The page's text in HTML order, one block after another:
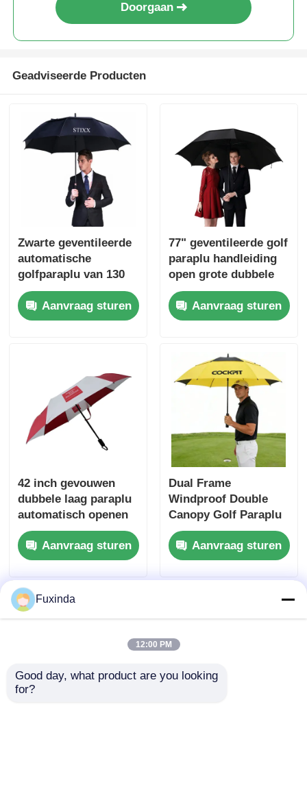
Doorgaan
Geadviseerde Producten
Zwarte geventileerde
automatische
golfparaplu van 130
cm windbestendige
parapluAanvraag sturen
77" geventileerde golf
paraplu handleiding
open grote dubbele
paraplu paraplu
Aanvraag sturen
42 inch gevouwen
dubbele laag paraplu
automatisch openen
en sluiten paraplu
Aanvraag sturen
Dual Frame
Windproof Double
Canopy Golf Paraplu
Dubbele laag
Aanvraag sturen
Fuxinda
12:00 PM
Good day, what product are you looking
for?